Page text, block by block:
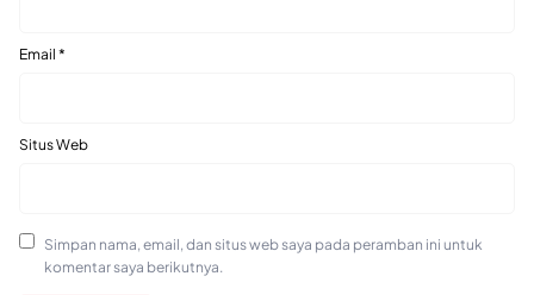
Email *
Situs Web
Simpan nama, email, dan situs web saya pada peramban ini untuk
komentar saya berikutnya.